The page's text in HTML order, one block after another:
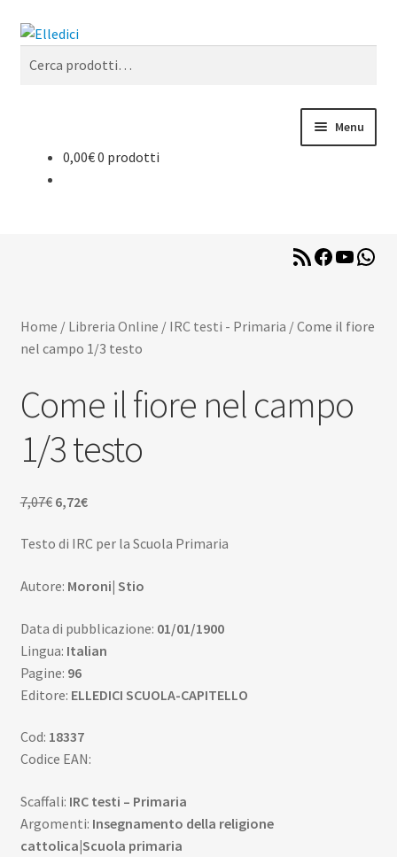
Vai
navigazione
Vai
contenuto
Cerca
Menu
Libreria Online
Riviste
Scuola
Contatti
Don Bosco
0,00€0 prodotti
RSS Facebook
Home / Libreria Online / IRC testi - Primaria /Come il fiore
nel campo 1/3 testo
Come il fiore nel campo
1/3 testo
7,07€ Il
originale
7,07€.
6,72€Il
attuale
6,72€.
Testo di IRC per la Scuola Primaria
Autore: Moroni| Stio
Data di pubblicazione: 01/01/1900
Lingua: Italian
Pagine: 96
Editore: ELLEDICI SCUOLA-CAPITELLO
Cod: 18337
Codice EAN:
Scaffali: IRC testi – Primaria
Argomenti: Insegnamento della religione
cattolica|Scuola primaria